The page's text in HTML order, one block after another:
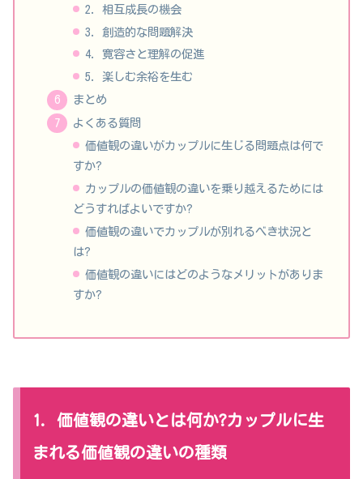
2. 相互成長の機会
3. 創造的な問題解決
4. 寛容さと理解の促進
5. 楽しむ余裕を生む
まとめ
よくある質問
価値観の違いがカップルに生じる問題点は何で
すか?
カップルの価値観の違いを乗り越えるためには
どうすればよいですか?
価値観の違いでカップルが別れるべき状況と
は?
価値観の違いにはどのようなメリットがありま
すか?
1. 価値観の違いとは何か?カップルに生
まれる価値観の違いの種類